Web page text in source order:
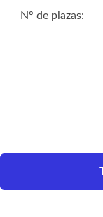
N° de plazas: